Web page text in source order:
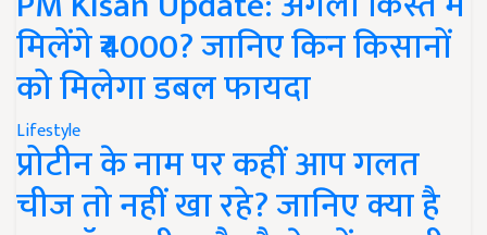
मिलेंगे ₹4000? जानिए किन किसानों
को मिलेगा डबल फायदा
Lifestyle
प्रोटीन के नाम पर कहीं आप गलत
चीज तो नहीं खा रहे? जानिए क्या है